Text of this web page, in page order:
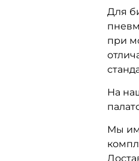
Для
при
На
Мы